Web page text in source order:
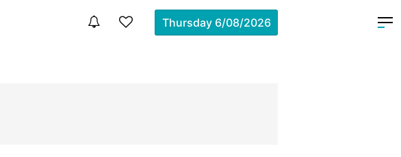
Thursday 6/08/2026